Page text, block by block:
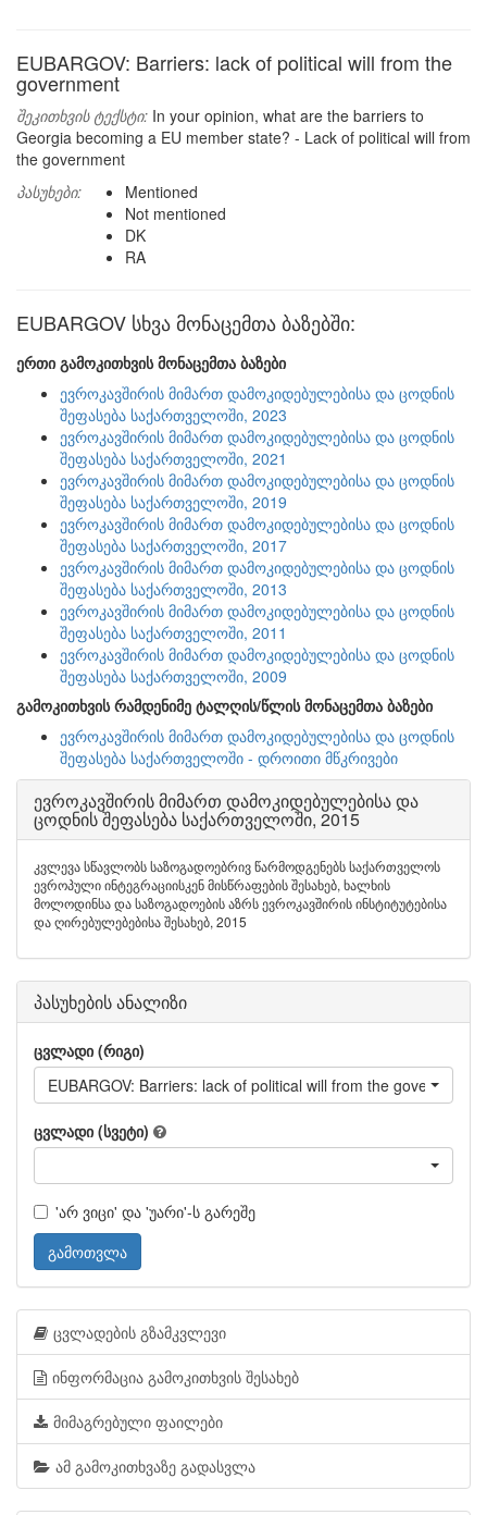
EUBARGOV: Barriers: lack of political will from the
government
შეკითხვის ტექსტი: In your opinion, what are the barriers to
Georgia becoming a EU member state? - Lack of political will from
the government
პასუხები:
Mentioned
Not mentioned
DK
RA
EUBARGOV სხვა მონაცემთა ბაზებში:
ერთი გამოკითხვის მონაცემთა ბაზები
ევროკავშირის მიმართ დამოკიდებულებისა და ცოდნის
შეფასება საქართველოში, 2023
ევროკავშირის მიმართ დამოკიდებულებისა და ცოდნის
შეფასება საქართველოში, 2021
ევროკავშირის მიმართ დამოკიდებულებისა და ცოდნის
შეფასება საქართველოში, 2019
ევროკავშირის მიმართ დამოკიდებულებისა და ცოდნის
შეფასება საქართველოში, 2017
ევროკავშირის მიმართ დამოკიდებულებისა და ცოდნის
შეფასება საქართველოში, 2013
ევროკავშირის მიმართ დამოკიდებულებისა და ცოდნის
შეფასება საქართველოში, 2011
ევროკავშირის მიმართ დამოკიდებულებისა და ცოდნის
შეფასება საქართველოში, 2009
გამოკითხვის რამდენიმე ტალღის/წლის მონაცემთა ბაზები
ევროკავშირის მიმართ დამოკიდებულებისა და ცოდნის
შეფასება საქართველოში - დროითი მწკრივები
ევროკავშირის მიმართ დამოკიდებულებისა და
ცოდნის შეფასება საქართველოში, 2015
კვლევა სწავლობს საზოგადოებრივ წარმოდგენებს საქართველოს
ევროპული ინტეგრაციისკენ მისწრაფების შესახებ, ხალხის
მოლოდინსა და საზოგადოების აზრს ევროკავშირის ინსტიტუტებისა
და ღირებულებებისა შესახებ, 2015
პასუხების ანალიზი
ცვლადი (რიგი)
EUBARGOV: Barriers: lack of political will from the government
ცვლადი (სვეტი)
'არ ვიცი' და 'უარი'-ს გარეშე
გამოთვლა
ცვლადების გზამკვლევი
ინფორმაცია გამოკითხვის შესახებ
მიმაგრებული ფაილები
ამ გამოკითხვაზე გადასვლა